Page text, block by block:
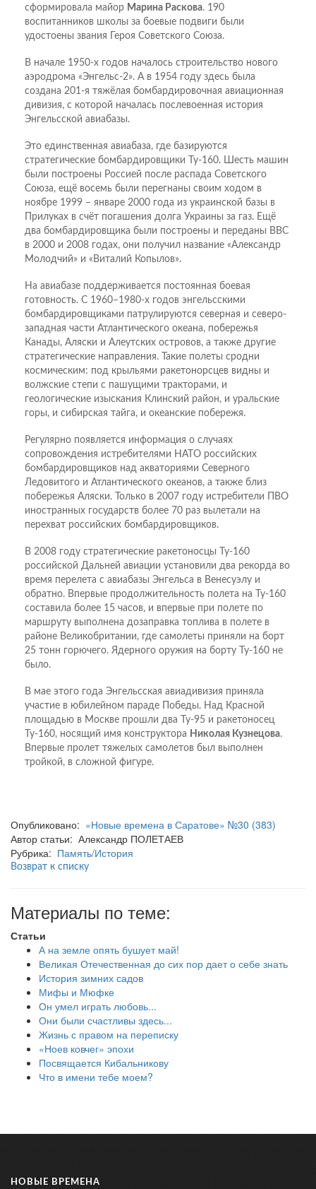
сформировала майор Марина Раскова. 190
воспитанников школы за боевые подвиги были
удостоены звания Героя Советского Союза.
В начале 1950-х годов началось строительство нового
аэродрома «Энгельс-2». А в 1954 году здесь была
создана 201-я тяжёлая бомбардировочная авиационная
дивизия, с которой началась послевоенная история
Энгельс­ской авиабазы.
Это единственная авиабаза, где базируются
стратегические бомбардировщики Ту-160. Шесть машин
были построены Россией после распада Советского
Союза, ещё восемь были перегнаны своим ходом в
ноябре 1999 – январе 2000 года из украинской базы в
Прилуках в счёт погашения долга Украины за газ. Ещё
два бомбардировщика были построены и переданы ВВС
в 2000 и 2008 годах, они получил название «Александр
Молодчий» и «Виталий Копылов».
На авиабазе поддерживается постоянная боевая
готовность. С 1960–1980-х годов энгельсскими
бомбардировщиками патрулируются северная и северо-
западная части Атлантического океана, побережья
Канады, Аляски и Алеутских островов, а также другие
стратегические направления. Такие полеты сродни
космическим: под крыльями ракетонорсцев видны и
волжские степи с пашущими тракторами, и
геологические изыскания Клинский район, и уральские
горы, и сибирская тайга, и океанские побережя.
Регулярно появляется информация о случаях
сопровождения истребителями НАТО российских
бомбардировщиков над акваториями Северного
Ледовитого и Атлантического океанов, а также близ
побережья Аляски. Только в 2007 году истребители ПВО
иностранных государств более 70 раз вылетали на
перехват российских бомбардировщиков.
В 2008 году стратегические ракетоносцы Ту-160
российской Дальней авиации установили два рекорда во
время перелета с авиа­базы Энгельса в Венесуэлу и
обратно. Впервые продолжительность полета на Ту-160
составила более 15 часов, и впервые при полете по
маршруту выполнена дозаправка топлива в полете в
районе Великобритании, где самолеты приняли на борт
25 тонн горючего. Ядерного оружия на борту Ту-160 не
было.
В мае этого года Энгельсская авиадивизия приняла
участие в юбилейном параде Победы. Над Красной
площадью в Москве прошли два Ту-95 и ракетоносец
Ту-160, носящий имя конструктора Николая Кузнецова.
Впервые пролет тяжелых самолетов был выполнен
тройкой, в сложной фигуре.
Опубликовано: «Новые времена в Саратове» №30 (383)
Автор статьи: Александр ПОЛЕТАЕВ
Рубрика: Память/История
Возврат к списку
Материалы по теме:
Статьи
А на земле опять бушует май!
Великая Отечественная до сих пор дает о себе знать
История зимних садов
Мифы и Мюфке
Он умел играть любовь...
Они были счастливы здесь...
Жизнь с правом на переписку
«Ноев ковчег» эпохи
Посвящается Кибальникову
Что в имени тебе моем?
НОВЫЕ ВРЕМЕНА